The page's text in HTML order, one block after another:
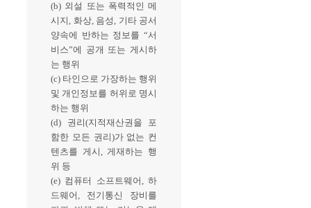
(b) 외설 또는 폭력적인 메
시지, 화상, 음성, 기타 공서
양속에 반하는 정보를 “서
비스”에 공개 또는 게시하
는 행위
(c) 타인으로 가장하는 행위
및 개인정보를 허위로 명시
하는 행위
(d) 권리(지적재산권을 포
함한 모든 권리)가 없는 컨
텐츠를 게시, 게재하는 행
위 등
(e) 컴퓨터 소프트웨어, 하
드웨어, 전기통신 장비를